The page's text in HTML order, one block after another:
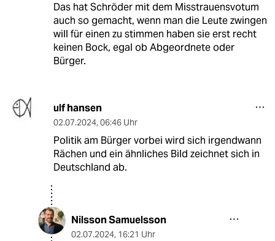
Das hat Schröder mit dem Misstrauensvotum
auch so gemacht, wenn man die Leute zwingen
will für einen zu stimmen haben sie erst recht
keinen Bock, egal ob Abgeordnete oder
Bürger.
ulf hansen
02.07.2024, 06:46 Uhr
Politik am Bürger vorbei wird sich irgendwann
Rächen und ein ähnliches Bild zeichnet sich in
Deutschland ab.
Nilsson Samuelsson
02.07.2024, 16:21 Uhr